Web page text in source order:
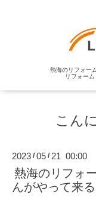
熱海のリフォー
リフォー
こん
2023 /05 / 21 00:00
熱海のリフォ
んがやって来る